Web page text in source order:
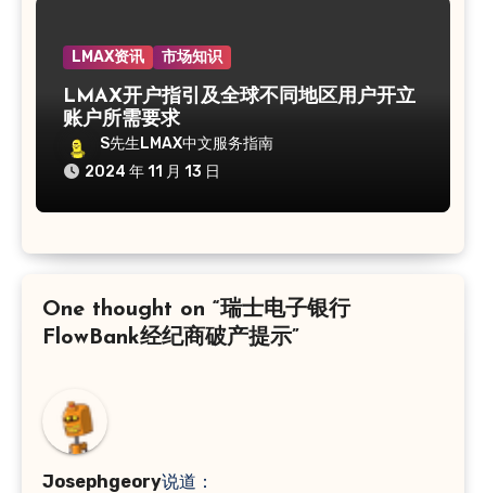
LMAX资讯 市场知识
LMAX开户指引及全球不同地区用户开立
账户所需要求
S先生LMAX中文服务指南
2024 年 11 月 13 日
One thought on “瑞士电子银行
FlowBank经纪商破产提示”
Josephgeory说道：